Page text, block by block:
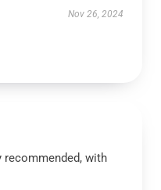
Nov 26, 2024
recommended, with